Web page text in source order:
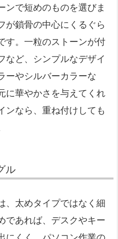
ンで短めのものを選びま
が鎖骨の中心にくるぐら
す。一粒のストーンが付
など、シンプルなデザイ
ーやシルバーカラーな
に華やかさを与えてくれ
ンなら、重ね付けしても
ル
、太めタイプではなく細
であれば、デスクやキー